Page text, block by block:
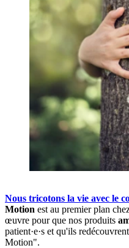
Nous tricotons la vie avec le
Motion est au premier plan
œuvre pour que nos produits
patient·e·s et qu'ils
Motion".